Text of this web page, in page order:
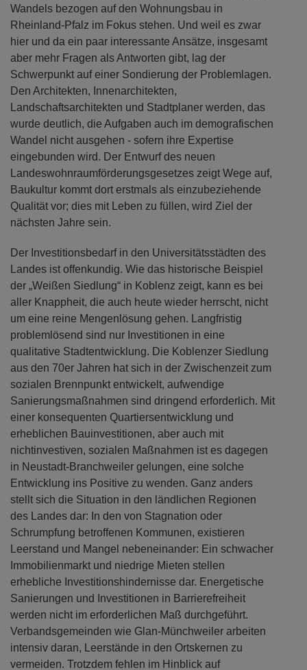
Wandels bezogen auf den Wohnungsbau in
Rheinland-Pfalz im Fokus stehen. Und weil es zwar
hier und da ein paar interessante Ansätze, insgesamt
aber mehr Fragen als Antworten gibt, lag der
Schwerpunkt auf einer Sondierung der Problemlagen.
Den Architekten, Innenarchitekten,
Landschaftsarchitekten und Stadtplaner werden, das
wurde deutlich, die Aufgaben auch im demografischen
Wandel nicht ausgehen - sofern ihre Expertise
eingebunden wird. Der Entwurf des neuen
Landeswohnraumförderungsgesetzes zeigt Wege auf,
Baukultur kommt dort erstmals als einzubeziehende
Qualität vor; dies mit Leben zu füllen, wird Ziel der
nächsten Jahre sein.
Der Investitionsbedarf in den Universitätsstädten des
Landes ist offenkundig. Wie das historische Beispiel
der „Weißen Siedlung“ in Koblenz zeigt, kann es bei
aller Knappheit, die auch heute wieder herrscht, nicht
um eine reine Mengenlösung gehen. Langfristig
problemlösend sind nur Investitionen in eine
qualitative Stadtentwicklung. Die Koblenzer Siedlung
aus den 70er Jahren hat sich in der Zwischenzeit zum
sozialen Brennpunkt entwickelt, aufwendige
Sanierungsmaßnahmen sind dringend erforderlich. Mit
einer konsequenten Quartiersentwicklung und
erheblichen Bauinvestitionen, aber auch mit
nichtinvestiven, sozialen Maßnahmen ist es dagegen
in Neustadt-Branchweiler gelungen, eine solche
Entwicklung ins Positive zu wenden. Ganz anders
stellt sich die Situation in den ländlichen Regionen
des Landes dar: In den von Stagnation oder
Schrumpfung betroffenen Kommunen, existieren
Leerstand und Mangel nebeneinander: Ein schwacher
Immobilienmarkt und niedrige Mieten stellen
erhebliche Investitionshindernisse dar. Energetische
Sanierungen und Investitionen in Barrierefreiheit
werden nicht im erforderlichen Maß durchgeführt.
Verbandsgemeinden wie Glan-Münchweiler arbeiten
intensiv daran, Leerstände in den Ortskernen zu
vermeiden. Trotzdem fehlen im Hinblick auf